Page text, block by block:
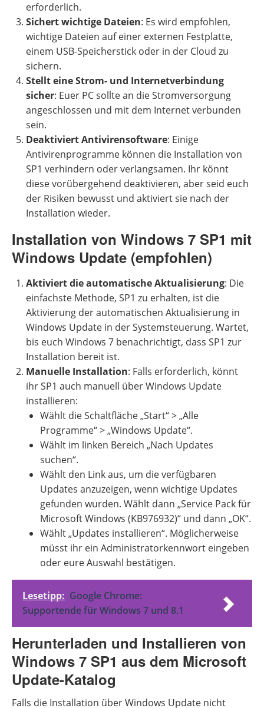
erforderlich.
Sichert wichtige Dateien: Es wird empfohlen,
wichtige Dateien auf einer externen Festplatte,
einem USB-Speicherstick oder in der Cloud zu
sichern.
Stellt eine Strom- und Internetverbindung
sicher: Euer PC sollte an die Stromversorgung
angeschlossen und mit dem Internet verbunden
sein.
Deaktiviert Antivirensoftware: Einige
Antivirenprogramme können die Installation von
SP1 verhindern oder verlangsamen. Ihr könnt
diese vorübergehend deaktivieren, aber seid euch
der Risiken bewusst und aktiviert sie nach der
Installation wieder.
Installation von Windows 7 SP1 mit
Windows Update (empfohlen)
Aktiviert die automatische Aktualisierung: Die
einfachste Methode, SP1 zu erhalten, ist die
Aktivierung der automatischen Aktualisierung in
Windows Update in der Systemsteuerung. Wartet,
bis euch Windows 7 benachrichtigt, dass SP1 zur
Installation bereit ist.
Manuelle Installation: Falls erforderlich, könnt
ihr SP1 auch manuell über Windows Update
installieren:
Wählt die Schaltfläche „Start“ > „Alle
Programme“ > „Windows Update“.
Wählt im linken Bereich „Nach Updates
suchen“.
Wählt den Link aus, um die verfügbaren
Updates anzuzeigen, wenn wichtige Updates
gefunden wurden. Wählt dann „Service Pack für
Microsoft Windows (KB976932)“ und dann „OK“.
Wählt „Updates installieren“. Möglicherweise
müsst ihr ein Administratorkennwort eingeben
oder eure Auswahl bestätigen.
Lesetipp: Google Chrome:
Supportende für Windows 7 und 8.1
Herunterladen und Installieren von
Windows 7 SP1 aus dem Microsoft
Update-Katalog
Falls die Installation über Windows Update nicht